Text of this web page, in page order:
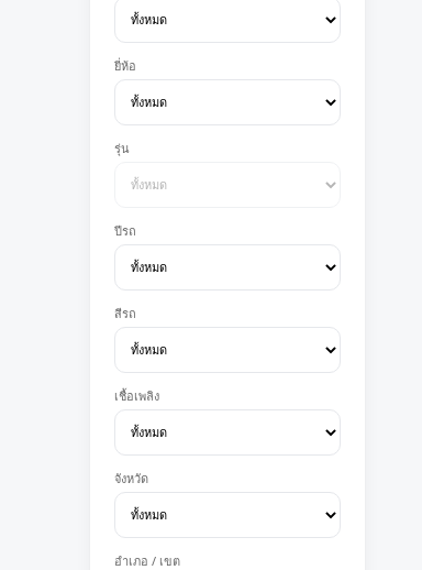
ยี่ห้อ
รุ่น
ปีรถ
สีรถ
เชื้อเพลิง
จังหวัด
อำเภอ / เขต